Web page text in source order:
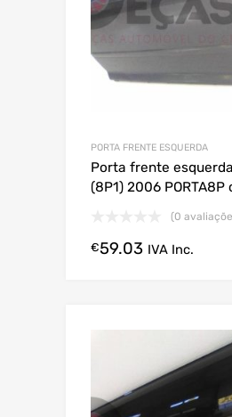
PORTA FRENTE ESQUERDA
Porta frente
(8P1) 2006 PORTA8P
(0
€59.03 IVA Inc.